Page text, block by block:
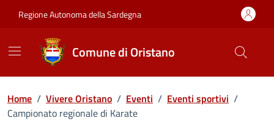
Regione Autonoma della Sardegna
Comune di Oristano
Home / Vivere Oristano / Eventi / Eventi sportivi /
Campionato regionale di Karate